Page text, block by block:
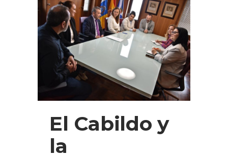
El Cabildo y
la